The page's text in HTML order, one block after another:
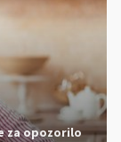
za opozorilo